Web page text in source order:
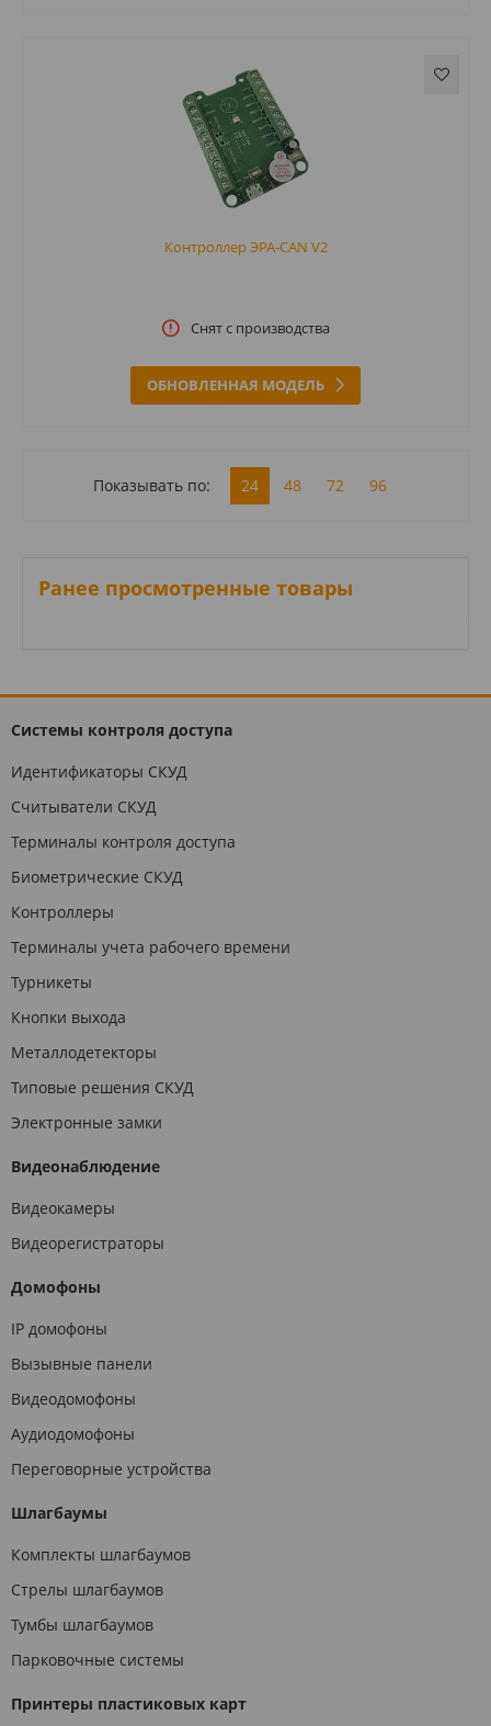
Контроллер ЭРА-CAN V2
Снят с производства
ОБНОВЛЕННАЯ МОДЕЛЬ
Показывать по: 24 48 72 96
Ранее просмотренные товары
Системы контроля доступа
Идентификаторы СКУД
Считыватели СКУД
Терминалы контроля доступа
Биометрические СКУД
Контроллеры
Терминалы учета рабочего времени
Турникеты
Кнопки выхода
Металлодетекторы
Типовые решения СКУД
Электронные замки
Видеонаблюдение
Видеокамеры
Видеорегистраторы
Домофоны
IP домофоны
Вызывные панели
Видеодомофоны
Аудиодомофоны
Переговорные устройства
Шлагбаумы
Комплекты шлагбаумов
Стрелы шлагбаумов
Тумбы шлагбаумов
Парковочные системы
Принтеры пластиковых карт